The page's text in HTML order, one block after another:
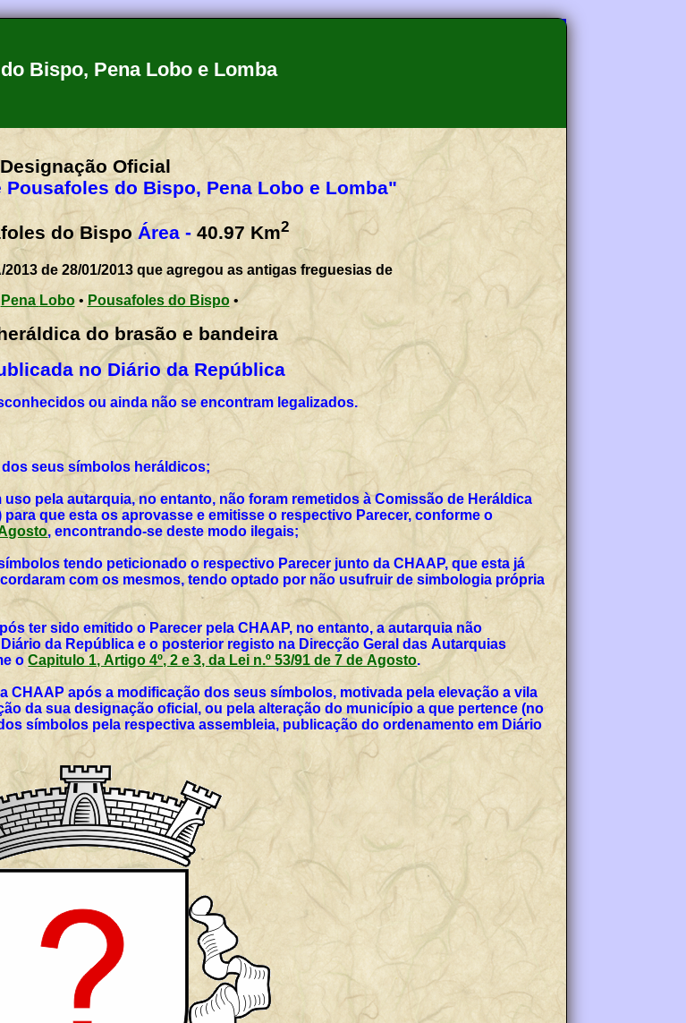
Bispo, Pena Lobo e Lomba
Designação Oficial
do Bispo, Pena Lobo e Lomba"
do Bispo Área - 40.97 Km2
2013 de 28/01/2013 que agregou as antigas freguesias de
Pena Lobo• Pousafoles do Bispo•
do brasão e bandeira
no Diário da República
ou ainda não se encontram legalizados.
seus símbolos heráldicos;
pela autarquia, no entanto, não foram remetidos à Comissão de Heráldica
que esta os aprovasse e emitisse o respectivo Parecer, conforme o
, encontrando-se deste modo ilegais;
tendo peticionado o respectivo Parecer junto da CHAAP, que esta já
com os mesmos, tendo optado por não usufruir de simbologia própria
ter sido emitido o Parecer pela CHAAP, no entanto, a autarquia não
da República e o posterior registo na Direcção Geral das Autarquias
oCapitulo 1, Artigo 4º, 2 e 3, da Lei n.º 53/91 de 7 de Agosto.
após a modificação dos seus símbolos, motivada pela elevação a vila
da sua designação oficial, ou pela alteração do município a que pertence (no
símbolos pela respectiva assembleia, publicação do ordenamento em Diário